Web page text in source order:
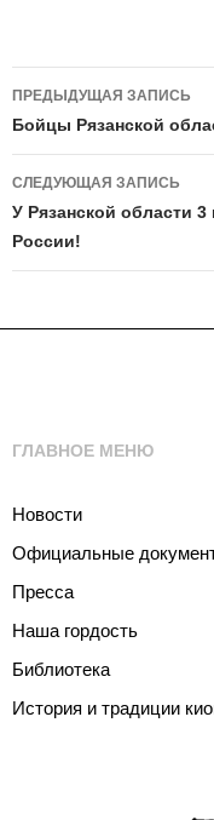
Навигация
по
записям
ПРЕДЫДУЩАЯ ЗАПИСЬ
Бойцы Рязанской
СЛЕДУЮЩАЯ ЗАПИСЬ
У Рязанской области
России!
ГЛАВНОЕ МЕНЮ
Новости
Официальные
Пресса
Наша гордость
Библиотека
История и традиции